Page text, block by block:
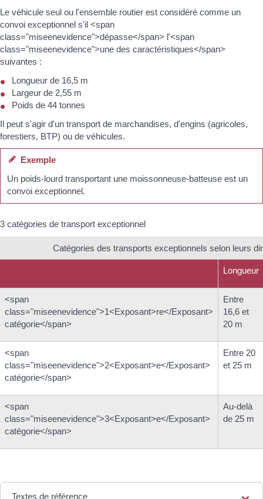
Le véhicule seul ou l'ensemble routier est considéré comme un
convoi exceptionnel s'il <span
class="miseenevidence">dépasse</span> l'<span
class="miseenevidence">une des caractéristiques</span>
suivantes :
Longueur de 16,5 m
Largeur de 2,55 m
Poids de 44 tonnes
Il peut s'agir d'un transport de marchandises, d'engins (agricoles,
forestiers, BTP) ou de véhicules.
Exemple
Un poids-lourd transportant une moissonneuse-batteuse est un
convoi exceptionnel.
3 catégories de transport exceptionnel
Catégories des transports exceptionnels selon leurs
Longueur
<span
class="miseenevidence">1<Exposant>re</Exposant>
catégorie</span>
Entre
16,6 et
20 m
<span
class="miseenevidence">2<Exposant>e</Exposant>
catégorie</span>
Entre 20
et 25 m
<span
class="miseenevidence">3<Exposant>e</Exposant>
catégorie</span>
Au-delà
de 25 m
Textes de référence